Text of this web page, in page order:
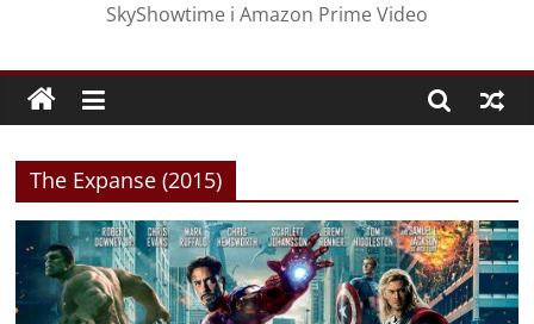
SkyShowtime i Amazon Prime Video
The Expanse (2015)